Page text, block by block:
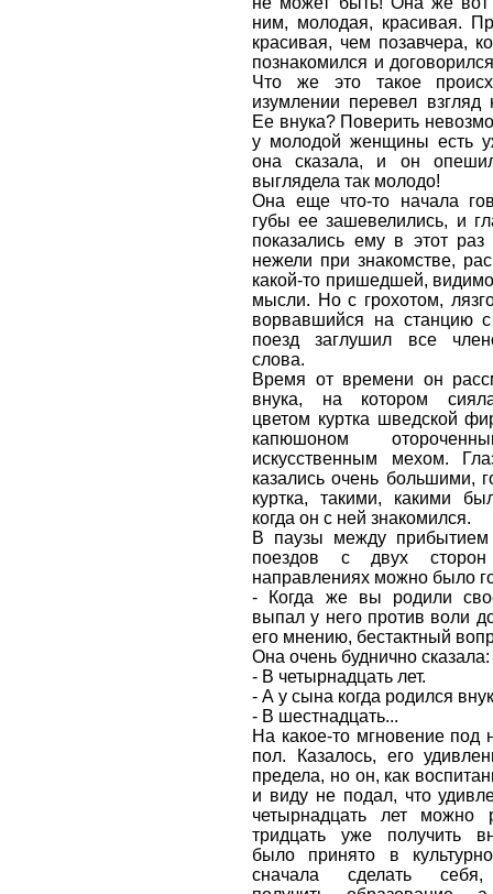
ним, молодая, красивая.
красивая, чем позавчера,
познакомился и
Что же это такое
изумлении перевел взгляд
Ее внука? Поверить
у молодой женщины есть
она сказала, и он
выглядела так молодо!
Она еще что-то начала
губы ее зашевелились, и
показались ему в этот раз
нежели при знакомстве,
какой-то пришедшей,
мысли. Но с грохотом,
ворвавшийся на станцию
поезд заглушил все
слова.
Время от времени он
внука, на котором
цветом куртка шведской
капюшоном
искусственным мехом.
казались очень большими,
куртка, такими, какими
когда он с ней знакомился.
В паузы между
поездов с двух
направлениях можно было
- Когда же вы родили
выпал у него против воли
его мнению, бестактный
Она очень буднично сказала:
- В четырнадцать лет.
- А у сына когда родился
- В шестнадцать...
На какое-то мгновение под
пол. Казалось, его
предела, но он, как
и виду не подал, что
четырнадцать лет можно
тридцать уже получить
было принято в
сначала сделать себя,